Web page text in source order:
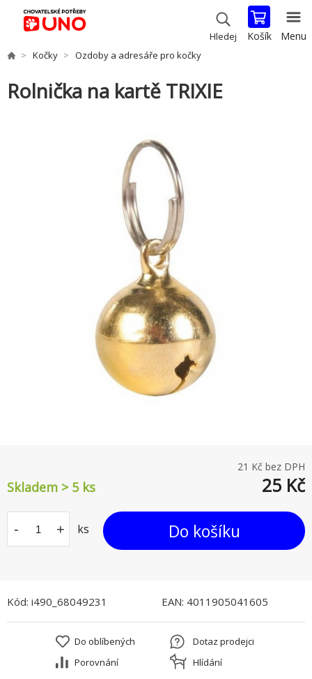
Hledej Košík Menu
Kočky Ozdoby a adresáře pro kočky
Rolnička na kartě TRIXIE
21 Kč bez DPH
Skladem > 5 ks 25 Kč
- + ks Do košíku
Kód: i490_68049231 EAN: 4011905041605
Do oblíbených
Porovnání
Dotaz prodejci
Hlídání